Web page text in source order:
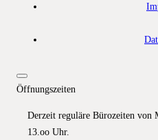
Öffnungszeiten
Derzeit reguläre Bürozeiten von
13.oo Uhr.